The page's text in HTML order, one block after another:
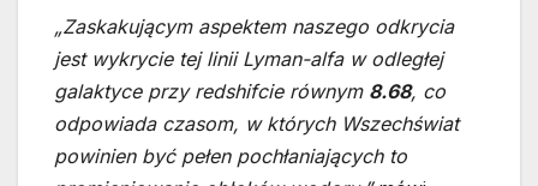
„Zaskakującym aspektem naszego odkrycia
jest wykrycie tej linii Lyman-alfa w odległej
galaktyce przy redshifcie równym 8.68, co
odpowiada czasom, w których Wszechświat
powinien być pełen pochłaniających to